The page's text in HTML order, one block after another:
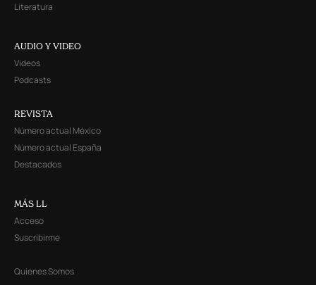
Literatura
AUDIO Y VIDEO
Videos
Podcasts
REVISTA
Número actual México
Número actual España
Destacados
MÁS LL
Acceso
Suscribirme
Quienes Somos